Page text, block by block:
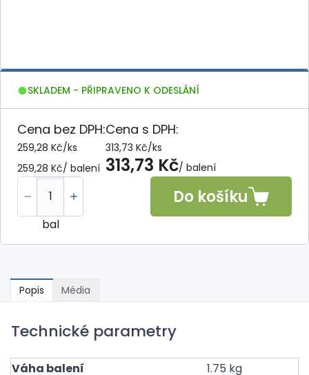
SKLADEM - PŘIPRAVENO K ODESLÁNÍ
Cena bez DPH:
259,28 Kč/ks
259,28 Kč/ balení
Cena s DPH:
313,73 Kč/ks
313,73 Kč/ balení
bal
Do košíku
Popis Média
Technické parametry
Váha balení 1.75 kg